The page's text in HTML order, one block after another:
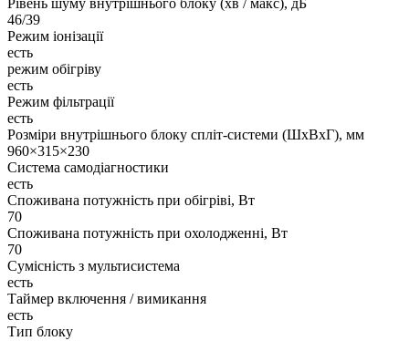
46/39
Режим іонізації
есть
режим обігріву
есть
Режим фільтрації
есть
Розміри внутрішнього блоку спліт-системи (ШxВxГ), мм
960×315×230
Система самодіагностики
есть
Споживана потужність при обігріві, Вт
70
Споживана потужність при охолодженні, Вт
70
Сумісність з мультисистема
есть
Таймер включення / вимикання
есть
Тип блоку